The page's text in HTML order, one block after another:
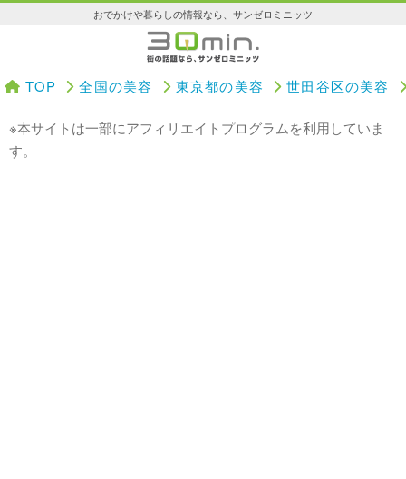
おでかけや暮らしの情報なら、サンゼロミニッツ
TOP 全国の美容 東京都の美容 世田谷区の美容
※本サイトは一部にアフィリエイトプログラムを利用していま
す。